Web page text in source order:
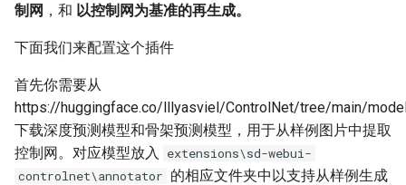
制网 ，和 以控制网为基准的再生成。
下面我们来配置这个插件
首先你需要从
https://huggingface.co/lllyasviel/ControlNet/tree/main/
下载深度预测模型和骨架预测模型，用于从样例图片中提取
控制网。对应模型放入
extensions\sd-webui-
controlnet\annotator 的相应文件夹中以支持从样例生成